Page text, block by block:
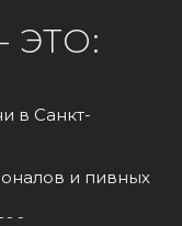
ЭТО:
в Санкт-
и пивных